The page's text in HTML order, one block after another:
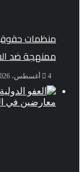
منظمات
ممنهجة ضد
4 أغسطس، 2026